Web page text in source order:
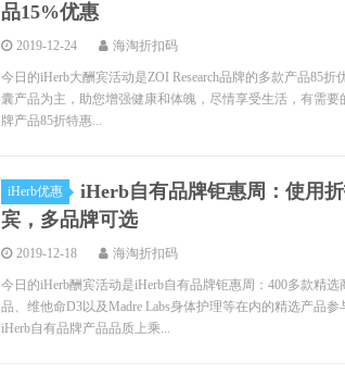
品15%优惠
2019-12-24 海淘折扣码
今日的iHerb大酬宾活动是ZOI Research品牌的多款产品85
囊产品为主，助您增强健康和体魄，尽情享受生活，有需要
牌产品85折特惠...
iHerb优惠
iHerb自有品牌钜惠周：使用
宾，多品牌可选
2019-12-18 海淘折扣码
今日的iHerb酬宾活动是iHerb自有品牌钜惠周：400多款精
品、维他命D3以及Madre Labs身体护理等在内的精选产品参
iHerb自有品牌产品品质上乘...